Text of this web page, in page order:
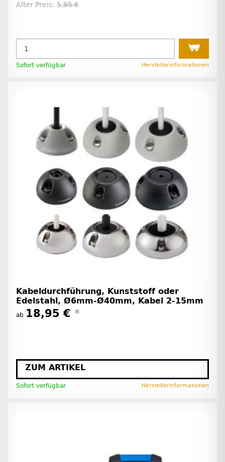
Alter Preis: 5,95 €
Sofort verfügbar Herstellerinformationen
Kabeldurchführung, Kunststoff oder
Edelstahl, Ø6mm-Ø40mm, Kabel 2-15mm
ab 18,95 € *
ZUM ARTIKEL
Sofort verfügbar Herstellerinformationen